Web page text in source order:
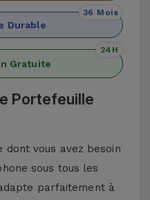
Durable
36 Mois
Gratuite
24H
Portefeuille
dont vous avez besoin
sous tous les
parfaitement à